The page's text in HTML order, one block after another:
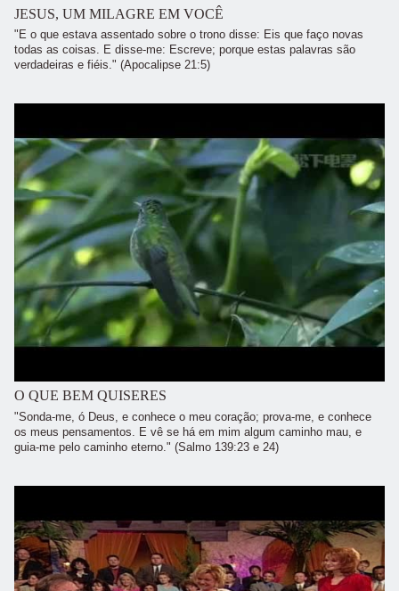
JESUS, UM MILAGRE EM VOCÊ
"E o que estava assentado sobre o trono disse: Eis que faço novas
todas as coisas. E disse-me: Escreve; porque estas palavras são
verdadeiras e fiéis." (Apocalipse 21:5)
O QUE BEM QUISERES
"Sonda-me, ó Deus, e conhece o meu coração; prova-me, e conhece
os meus pensamentos. E vê se há em mim algum caminho mau, e
guia-me pelo caminho eterno." (Salmo 139:23 e 24)